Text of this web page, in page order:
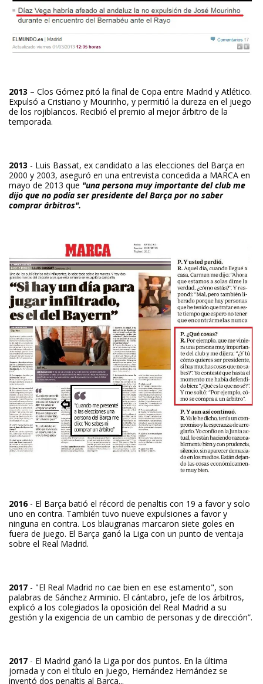
2013 – Clos Gómez pitó la final de Copa entre Madrid y Atlético.
Expulsó a Cristiano y Mourinho, y permitió la dureza en el juego
de los rojiblancos. Recibió el premio al mejor árbitro de la
temporada.
2013 - Luis Bassat, ex candidato a las elecciones del Barça en
2000 y 2003, aseguró en una entrevista concedida a MARCA en
mayo de 2013 que "una persona muy importante del club me
dijo que no podía ser presidente del Barça por no saber
comprar árbitros".
2016- El Barça batió el récord de penaltis con 19 a favor y solo
uno en contra. También tuvo nueve expulsiones a favor y
ninguna en contra. Los blaugranas marcaron siete goles en
fuera de juego. El Barça ganó la Liga con un punto de ventaja
sobre el Real Madrid.
2017 - "El Real Madrid no cae bien en ese estamento", son
palabras de Sánchez Arminio. El cántabro, jefe de los árbitros,
explicó a los colegiados la oposición del Real Madrid a su
gestión y la exigencia de un cambio de personas y de dirección”.
2017 - El Madrid ganó la Liga por dos puntos. En la última
jornada y con el título en juego, Hernández Hernández se
inventó dos penaltis al Barça...